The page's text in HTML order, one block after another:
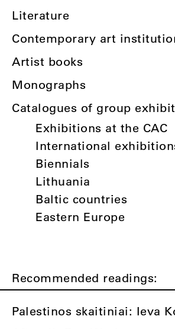
Literature
Contemporary art
Artist books
Monographs
Catalogues of group
Exhibitions at the CAC
International
Biennials
Lithuania
Baltic countries
Eastern Europe
Recommended readings:
Palestinos skaitiniai: Ieva